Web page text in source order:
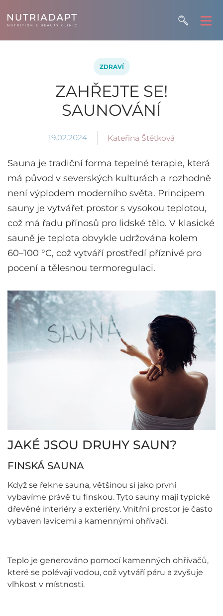
ZDRAVÍ
ZAHŘEJTE SE!
SAUNOVÁNÍ
19.02.2024 Kateřina Štětková
Sauna je tradiční forma tepelné terapie, která
má původ v severských kulturách a rozhodně
není výplodem moderního světa. Principem
sauny je vytvářet prostor s vysokou teplotou,
což má řadu přínosů pro lidské tělo. V klasické
sauně je teplota obvykle udržována kolem
60–100 °C, což vytváří prostředí příznivé pro
pocení a tělesnou termoregulaci.
JAKÉ JSOU DRUHY SAUN?
FINSKÁ SAUNA
Když se řekne sauna, většinou si jako první
vybavíme právě tu finskou. Tyto sauny mají typické
dřevěné interiéry a exteriéry. Vnitřní prostor je často
vybaven lavicemi a kamennými ohřívači.
Teplo je generováno pomocí kamenných ohřívačů,
které se polévají vodou, což vytváří páru a zvyšuje
vlhkost v místnosti.